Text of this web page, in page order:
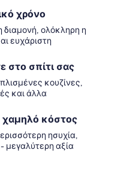
χρόνο
ολόκληρη η
ευχάριστη
στο σπίτι σας
κουζίνες,
και άλλα
χαμηλό κόστος
ησυχία,
μεγαλύτερη αξία